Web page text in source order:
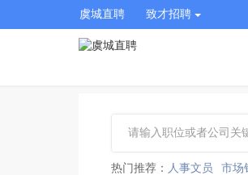
虞城直聘 致才招聘
热门推荐： 人事文员 市场